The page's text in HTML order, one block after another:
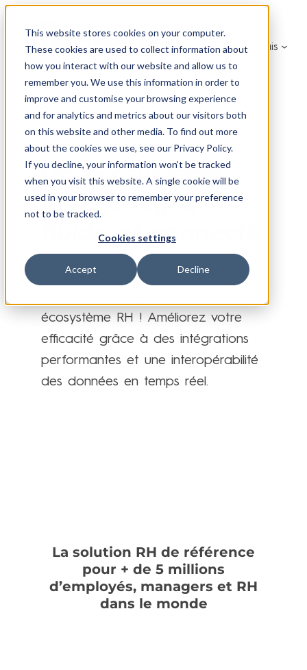
This website stores cookies on your computer.
These cookies are used to collect information about
how you interact with our website and allow us to
remember you. We use this information in order to
improve and customise your browsing experience
and for analytics and metrics about our visitors both
on this website and other media. To find out more
about the cookies we use, see our Privacy Policy.
If you decline, your information won’t be tracked
when you visit this website. A single cookie will be
used in your browser to remember your preference
not to be tracked.
Cookies settings
Accept Decline
contenu
Français
Un écosystème
SIRH intégré,
fluide et connecté
Connectez Neocase en toute
écosystème RH ! Améliorez votre
efficacité grâce à des intégrations
performantes et une interopérabilité
des données en temps réel.
La solution RH de référence
pour + de 5 millions
d’employés, managers et RH
dans le monde